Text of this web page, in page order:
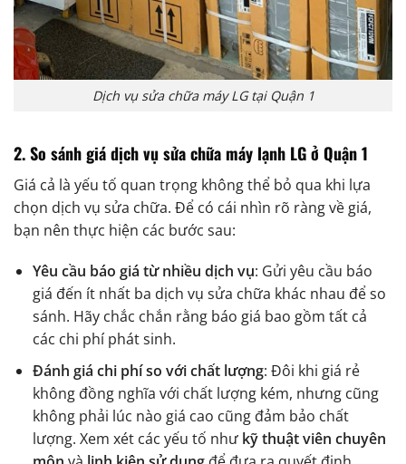
Dịch vụ sửa chữa máy LG tại Quận 1
2.So sánh giá dịch vụ sửa chữa máy lạnh LG ở Quận 1
Giá cả là yếu tố quan trọng không thể bỏ qua khi lựa
chọn dịch vụ sửa chữa. Để có cái nhìn rõ ràng về giá,
bạn nên thực hiện các bước sau:
Yêu cầu báo giá từ nhiều dịch vụ: Gửi yêu cầu báo
giá đến ít nhất ba dịch vụ sửa chữa khác nhau để so
sánh. Hãy chắc chắn rằng báo giá bao gồm tất cả
các chi phí phát sinh.
Đánh giá chi phí so với chất lượng: Đôi khi giá rẻ
không đồng nghĩa với chất lượng kém, nhưng cũng
không phải lúc nào giá cao cũng đảm bảo chất
lượng. Xem xét các yếu tố như kỹ thuật viên chuyên